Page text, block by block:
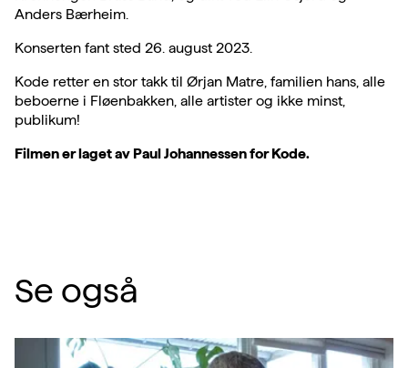
Anders Bærheim.
Konserten fant sted 26. august 2023.
Kode retter en stor takk til Ørjan Matre, familien hans, alle
beboerne i Fløenbakken, alle artister og ikke minst,
publikum!
Filmen er laget av Paul Johannessen for Kode.
Se også